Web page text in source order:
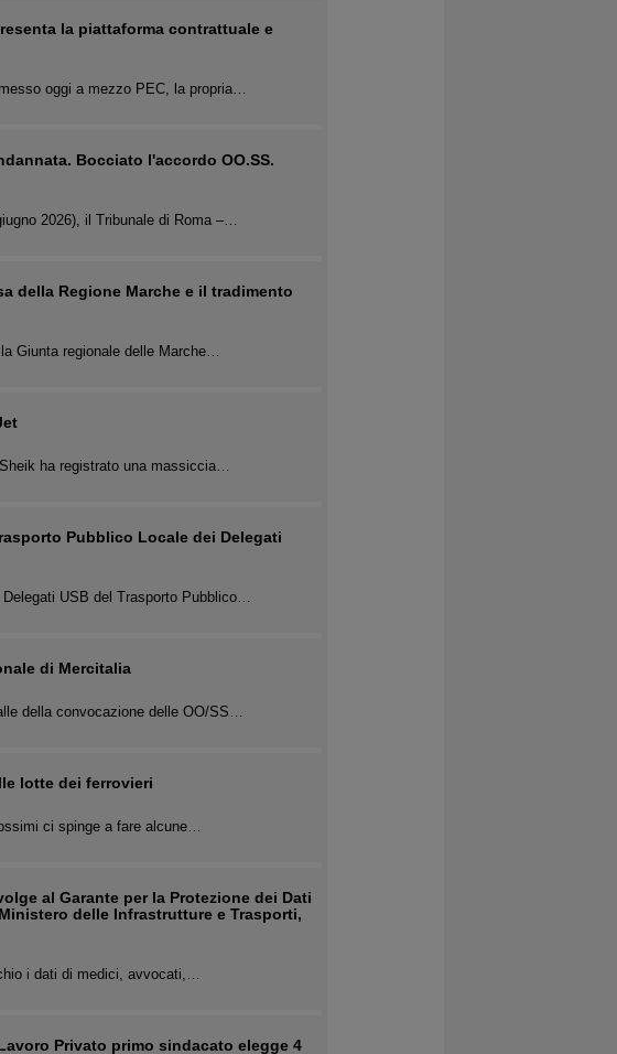
la piattaforma contrattuale e
oggi a mezzo PEC, la propria…
Bocciato l'accordo OO.SS.
2026), il Tribunale di Roma –…
della Regione Marche e il tradimento
Giunta regionale delle Marche…
ha registrato una massiccia…
Pubblico Locale dei Delegati
USB del Trasporto Pubblico…
di Mercitalia
della convocazione delle OO/SS…
lotte dei ferrovieri
ci spinge a fare alcune…
al Garante per la Protezione dei Dati
delle Infrastrutture e Trasporti,
i dati di medici, avvocati,…
Privato primo sindacato elegge 4